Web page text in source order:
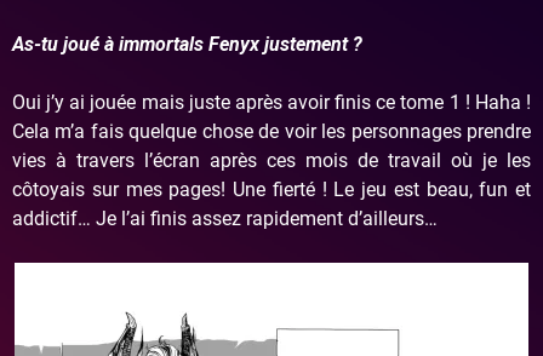
As-tu joué à immortals Fenyx justement ?
Oui j’y ai jouée mais juste après avoir finis ce tome 1 ! Haha !
Cela m’a fais quelque chose de voir les personnages prendre
vies à travers l’écran après ces mois de travail où je les
côtoyais sur mes pages! Une fierté ! Le jeu est beau, fun et
addictif… Je l’ai finis assez rapidement d’ailleurs…